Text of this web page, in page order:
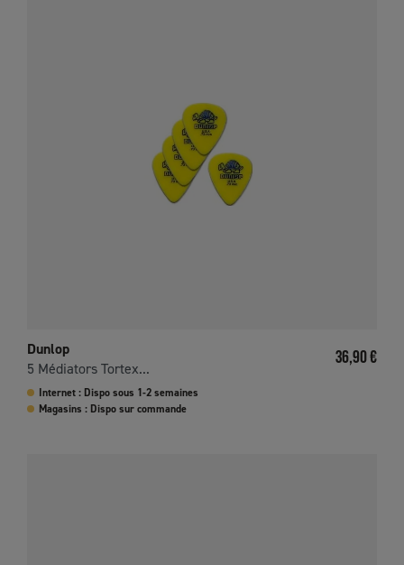
Dunlop
5 Médiators Tortex...
Prix
36,90 €
Internet : Dispo sous 1-2 semaines
Magasins : Dispo sur commande